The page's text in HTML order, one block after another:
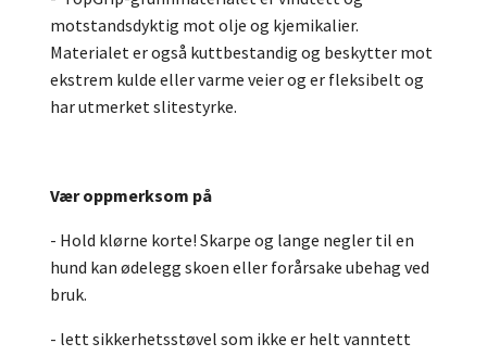
motstandsdyktig mot olje og kjemikalier.
Materialet er også kuttbestandig og beskytter mot
ekstrem kulde eller varme veier og er fleksibelt og
har utmerket slitestyrke.
Vær oppmerksom på
- Hold klørne korte! Skarpe og lange negler til en
hund kan ødelegg skoen eller forårsake ubehag ved
bruk.
- lett sikkerhetsstøvel som ikke er helt vanntett